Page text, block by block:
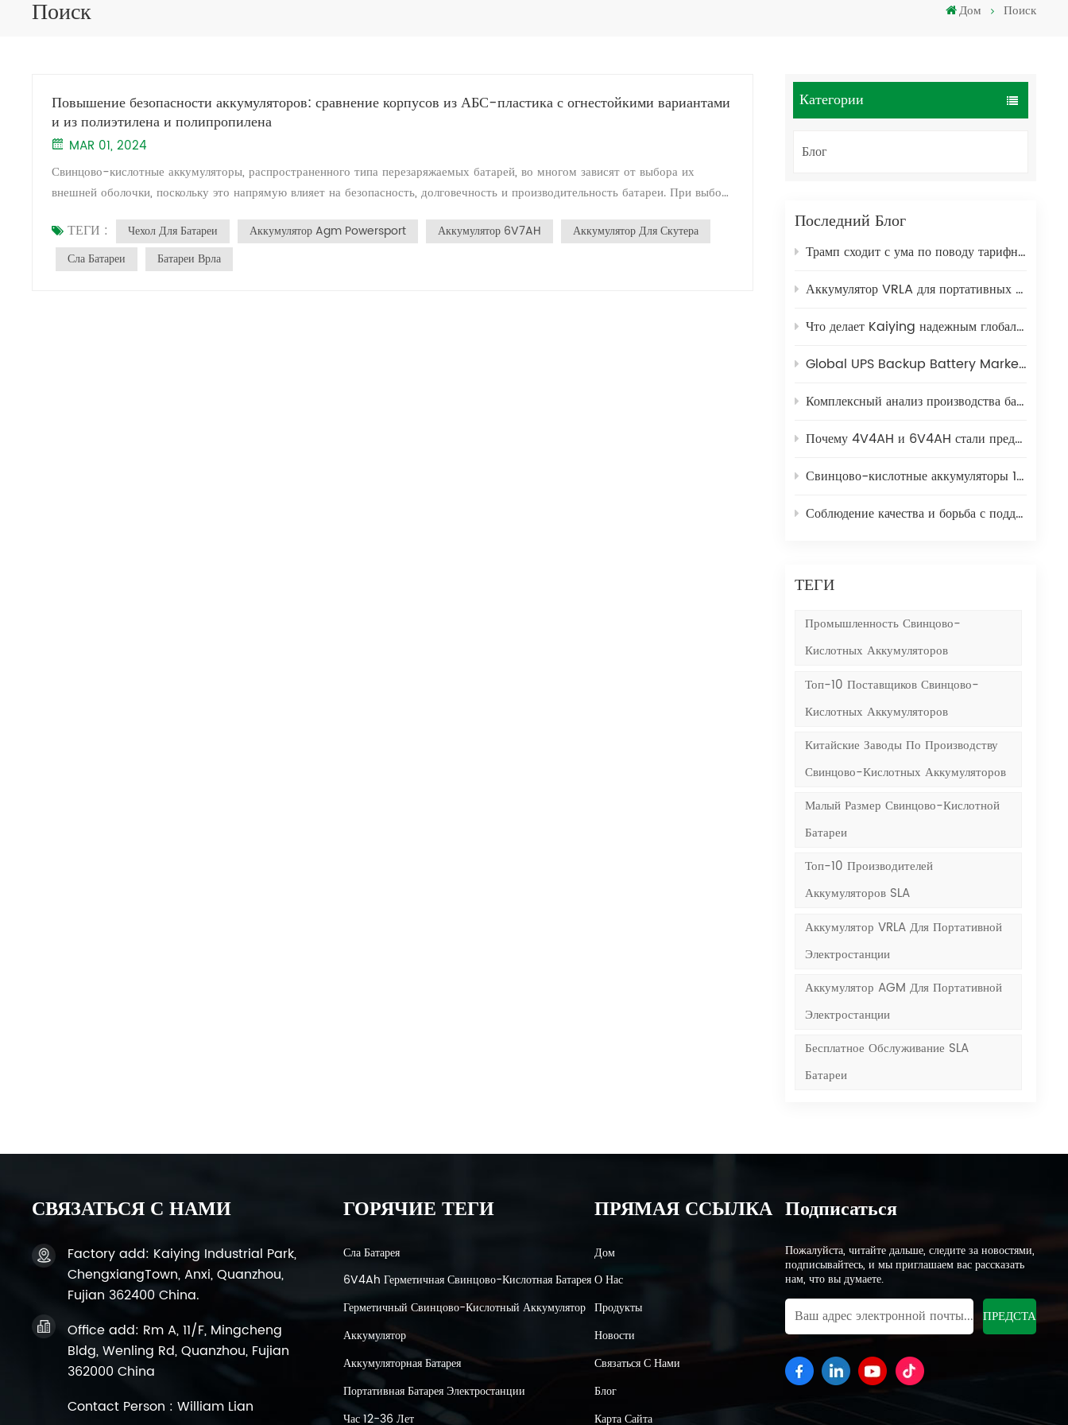
Türkçe
Поиск Дом Поиск
Категории
Блог
Последний Блог
Трамп сходит с ума по поводу тарифной политики!!!
Аккумулятор VRLA для портативных электростанций: безопасное и долговечное энергетическое решение для использования вне помещений
Что делает Kaiying надежным глобальным партнером в производстве батареи в свинцовом кислоте в течение 25 лет?
Global UPS Backup Battery Market 2025: Как сосуществуют свинцовые и литийные батареи
Комплексный анализ производства батареи на свинцовом аккумуляторе: от свинцовых слитков до зеленых пластин
Почему 4V4AH и 6V4AH стали предпочтительным источником питания для электронных шкал?
Свинцово-кислотные аккумуляторы 12 В в лестничных подъемниках | Кайин Пауэр
Соблюдение качества и борьба с подделками | Кайин Пауэр
ТЕГИ
Промышленность Свинцово-
Кислотных Аккумуляторов
Топ-10 Поставщиков Свинцово-
Кислотных Аккумуляторов
Китайские Заводы По Производству
Свинцово-Кислотных Аккумуляторов
Малый Размер Свинцово-Кислотной
Батареи
Топ-10 Производителей
Аккумуляторов SLA
Аккумулятор VRLA Для Портативной
Электростанции
Аккумулятор AGM Для Портативной
Электростанции
Бесплатное Обслуживание SLA
Батареи
Повышение безопасности аккумуляторов: сравнение корпусов из АБС-пластика с огнестойкими вариантами
и из полиэтилена и полипропилена
MAR 01, 2024
Свинцово-кислотные аккумуляторы, распространенного типа перезаряжаемых батарей, во многом зависят от выбора их
внешней оболочки, поскольку это напрямую влияет на безопасность, долговечность и производительность батареи. При выборе
и огнестойкие корпуса из АБС-пластика, а также учитываются такие материалы, как полиэтилен (ПЭ) и полипропилен
(ПП). **Характеристики корпуса батареи ABS:** - **Высокая прочность и ударопрочность.** Материалы из АБС-пластика
обеспечивают исключительную физическую прочность и ударопрочность, эффективно защищая внутреннюю структуру
ТЕГИ : Чехол Для Батареи Аккумулятор Agm Powersport Аккумулятор 6V7AH
Аккумулятор Для Скутера
Сла Батареи
Батареи Врла
СВЯЗАТЬСЯ С НАМИ
Factory add: Kaiying Industrial Park,
ChengxiangTown, Anxi, Quanzhou,
Fujian 362400 China.
Office add: Rm A, 11/F, Mingcheng
Bldg, Wenling Rd, Quanzhou, Fujian
362000 China
Contact Person : William Lian
ГОРЯЧИЕ ТЕГИ
Сла Батарея
6V4Ah Герметичная Свинцово-Кислотная Батарея
Герметичный Свинцово-Кислотный Аккумулятор
Аккумулятор
Аккумуляторная Батарея
Портативная Батарея Электростанции
Час 12-36 Лет
ПРЯМАЯ ССЫЛКА
Дом
О Нас
Продукты
Новости
Связаться С Нами
Блог
Карта Сайта
Подписаться
Пожалуйста, читайте дальше, следите за новостями,
подписывайтесь, и мы приглашаем вас рассказать
нам, что вы думаете.